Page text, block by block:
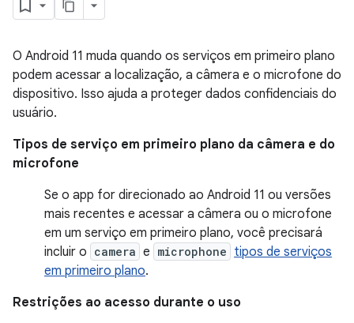
O Android 11 muda quando os serviços em primeiro plano
podem acessar a localização, a câmera e o microfone do
dispositivo. Isso ajuda a proteger dados confidenciais do
usuário.
Tipos de serviço em primeiro plano da câmera e do
microfone
Se o app for direcionado ao Android 11 ou versões
mais recentes e acessar a câmera ou o microfone
em um serviço em primeiro plano, você precisará
incluir o camera e microphone tipos de serviços
em primeiro plano.
Restrições ao acesso durante o uso